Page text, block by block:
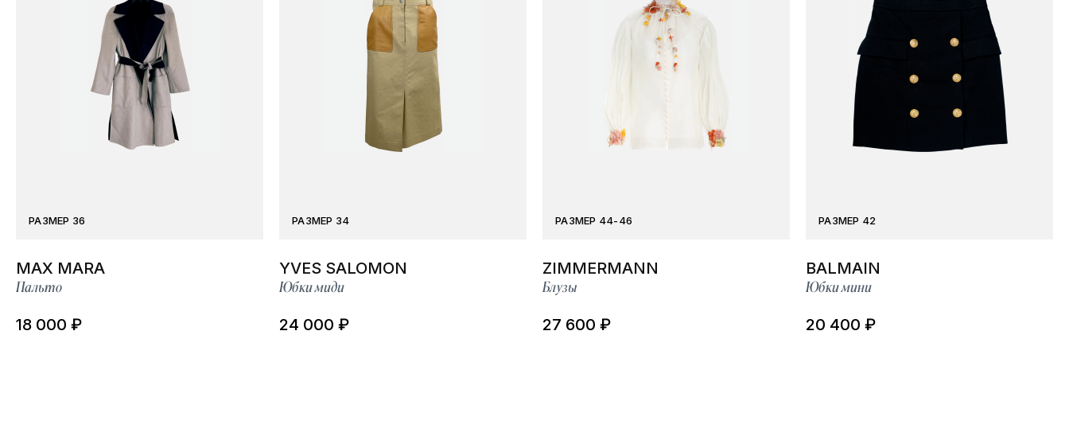
РАЗМЕР 36
MAX MARA
Пальто
18 000 ₽
РАЗМЕР 34
YVES SALOMON
Юбки миди
24 000 ₽
РАЗМЕР 44-46
ZIMMERMANN
Блузы
27 600 ₽
РАЗМЕР 42
BALMAIN
Юбки мини
20 400 ₽